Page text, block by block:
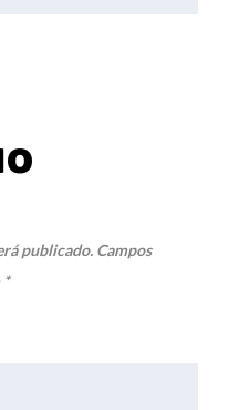
publicado. Campos
*